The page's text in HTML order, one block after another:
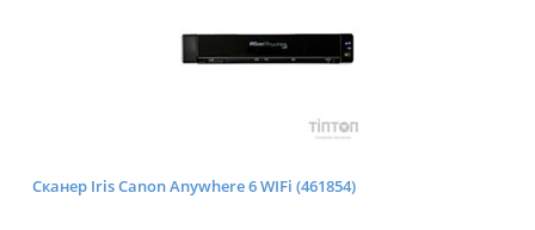
Сканер Iris Canon Anywhere 6 WIFi (461854)